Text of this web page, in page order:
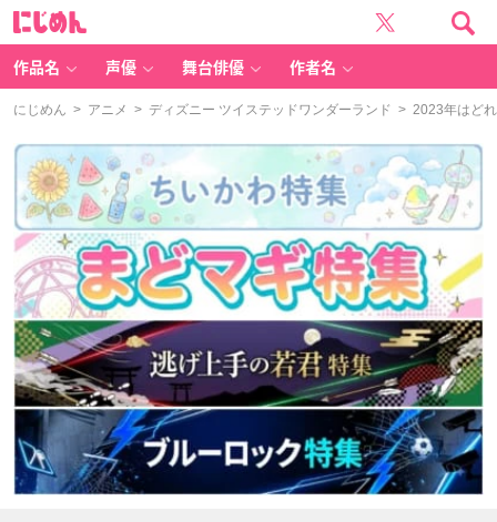
作品名 声優 舞台俳優 作者名
にじめん > アニメ > ディズニー ツイステッドワンダーランド > 2023年はど